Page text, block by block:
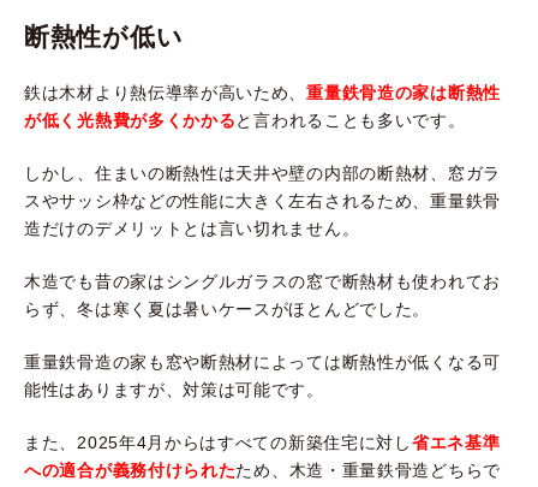
断熱性が低い
鉄は木材より熱伝導率が高いため、重量鉄骨造の家は断熱性
が低く光熱費が多くかかると言われることも多いです。
しかし、住まいの断熱性は天井や壁の内部の断熱材、窓ガラ
スやサッシ枠などの性能に大きく左右されるため、重量鉄骨
造だけのデメリットとは言い切れません。
木造でも昔の家はシングルガラスの窓で断熱材も使われてお
らず、冬は寒く夏は暑いケースがほとんどでした。
重量鉄骨造の家も窓や断熱材によっては断熱性が低くなる可
能性はありますが、対策は可能です。
また、2025年4月からはすべての新築住宅に対し省エネ基準
への適合が義務付けられたため、木造・重量鉄骨造どちらで